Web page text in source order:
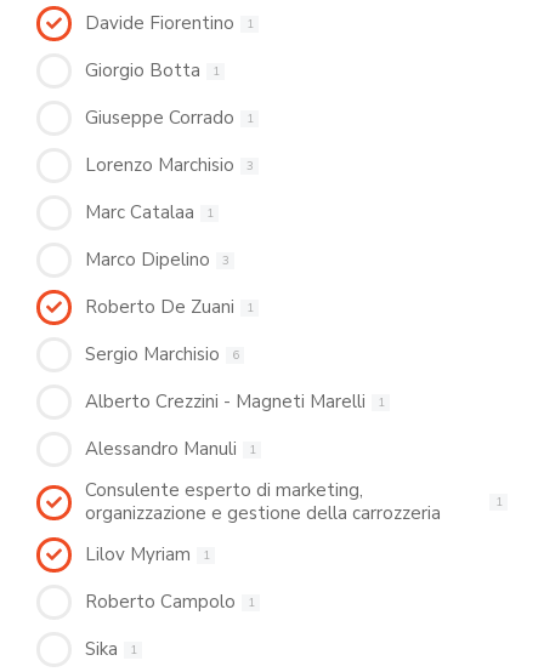
Davide Fiorentino 1
Giorgio Botta 1
Giuseppe Corrado 1
Lorenzo Marchisio 3
Marc Catalaa 1
Marco Dipelino 3
Roberto De Zuani 1
Sergio Marchisio 6
Alberto Crezzini - Magneti Marelli 1
Alessandro Manuli 1
Consulente esperto di marketing,
organizzazione e gestione della carrozzeria
1
Lilov Myriam 1
Roberto Campolo 1
Sika 1